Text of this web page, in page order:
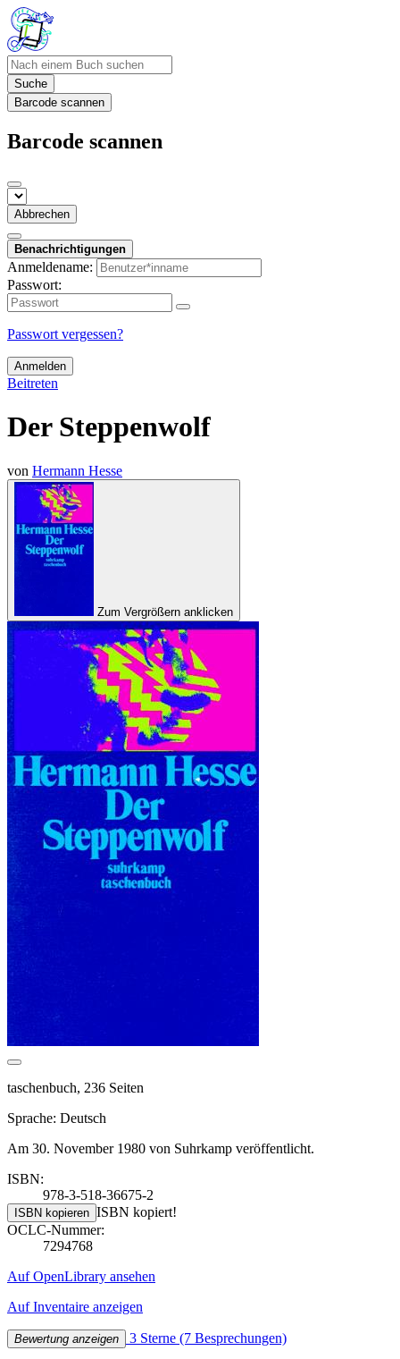
Suche
Barcode scannen
Barcode scannen
Abbrechen
Benachrichtigungen
Anmeldename:
Passwort:
Passwort vergessen?
Anmelden
Beitreten
Der Steppenwolf
von Hermann Hesse
Zum Vergrößern anklicken
taschenbuch, 236 Seiten
Sprache: Deutsch
Am 30. November 1980 von Suhrkamp veröffentlicht.
ISBN:
978-3-518-36675-2
ISBN kopieren ISBN kopiert!
OCLC-Nummer:
7294768
Auf OpenLibrary ansehen
Auf Inventaire anzeigen
Bewertung anzeigen 3 Sterne (7 Besprechungen)